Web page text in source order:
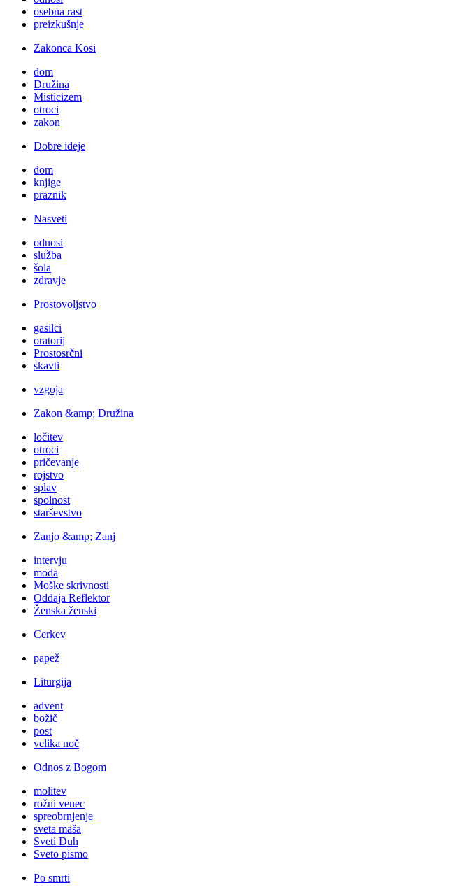
osebna rast
preizkušnje
Zakonca Kosi
dom
Družina
Misticizem
otroci
zakon
Dobre ideje
dom
knjige
praznik
Nasveti
odnosi
služba
šola
zdravje
Prostovoljstvo
gasilci
oratorij
Prostosrčni
skavti
vzgoja
Zakon &amp; Družina
ločitev
otroci
pričevanje
rojstvo
splav
spolnost
starševstvo
Zanjo &amp; Zanj
intervju
moda
Moške skrivnosti
Oddaja Reflektor
Ženska ženski
Cerkev
papež
Liturgija
advent
božič
post
velika noč
Odnos z Bogom
molitev
rožni venec
spreobrnjenje
sveta maša
Sveti Duh
Sveto pismo
Po smrti